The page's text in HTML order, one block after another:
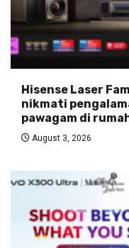
Hisense Laser
nikmati
pawagam di
August 3, 2026